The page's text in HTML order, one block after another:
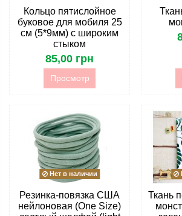
Кольцо пятислойное
буковое для мобиля 25
см (5*9мм) с широким
стыком
85,00 грн
Просмотр
Нет в наличии
Резинка-повязка США
нейлоновая (One Size)
Ткань